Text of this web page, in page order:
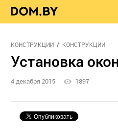
КОНСТРУКЦИИ КОНСТРУКЦИИ
Установка
4 декабря 2015 1897